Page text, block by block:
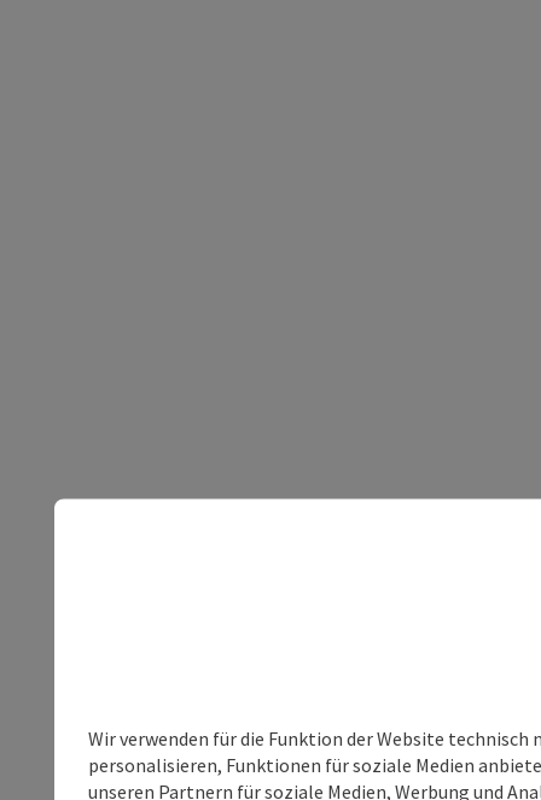
Wir verwenden für die Funktion der Website
personalisieren, Funktionen für soziale Medien
unseren Partnern für soziale Medien, Werbung und